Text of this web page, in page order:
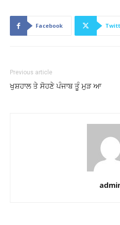
Facebook
Previous article
ਖੁਸ਼ਹਾਲ ਤੇ ਸੋਹਣੇ ਪੰਜਾਬ ਤੂੰ ਮੁੜ ਆ